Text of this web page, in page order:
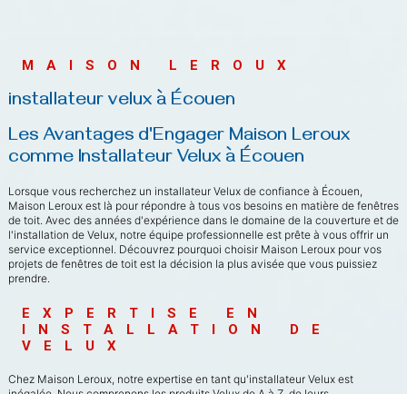
MAISON LEROUX
installateur velux à Écouen
Les Avantages d'Engager Maison Leroux
comme Installateur Velux à Écouen
Lorsque vous recherchez un installateur Velux de confiance à Écouen,
Maison Leroux est là pour répondre à tous vos besoins en matière de fenêtres
de toit. Avec des années d'expérience dans le domaine de la couverture et de
l'installation de Velux, notre équipe professionnelle est prête à vous offrir un
service exceptionnel. Découvrez pourquoi choisir Maison Leroux pour vos
projets de fenêtres de toit est la décision la plus avisée que vous puissiez
prendre.
EXPERTISE EN
INSTALLATION DE
VELUX
Chez Maison Leroux, notre expertise en tant qu'installateur Velux est